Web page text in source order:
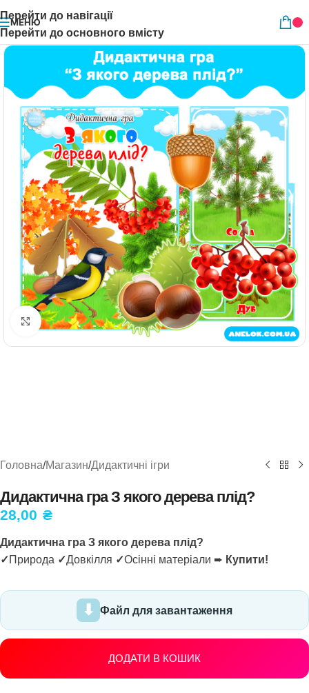
Перейти до навігації
Перейти до основного вмісту
МЕНЮ
Натисніть, щоб збільшити
Головна/Магазин/Дидактичні ігри
Дидактична гра З якого дерева плід?
28,00 ₴
Дидактична гра З якого дерева плід?
✓Природа ✓Довкілля ✓Осінні матеріали ➨ Купити!
Файл для завантаження
ДОДАТИ В КОШИК